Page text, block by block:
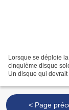
Lorsque se déploie
cinquième disque
Un disque qui devrait
< Page